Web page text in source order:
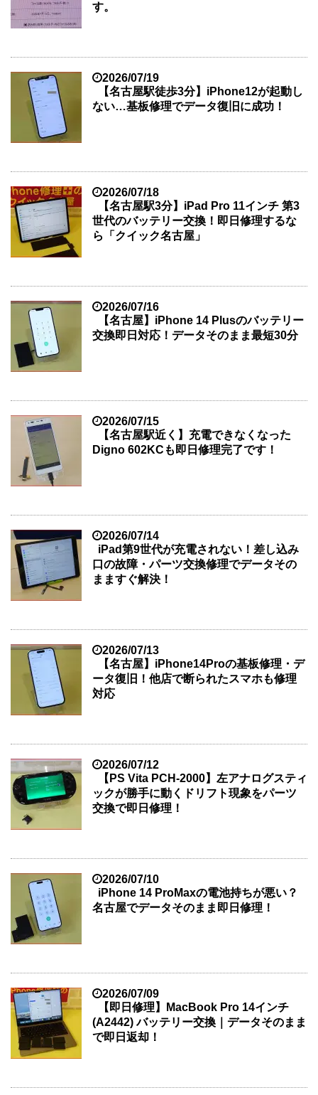
す。
2026/07/19
【名古屋駅徒歩3分】iPhone12が起動し
ない…基板修理でデータ復旧に成功！
2026/07/18
【名古屋駅3分】iPad Pro 11インチ 第3
世代のバッテリー交換！即日修理するな
ら「クイック名古屋」
2026/07/16
【名古屋】iPhone 14 Plusのバッテリー
交換即日対応！データそのまま最短30分
2026/07/15
【名古屋駅近く】充電できなくなった
Digno 602KCも即日修理完了です！
2026/07/14
iPad第9世代が充電されない！差し込み
口の故障・パーツ交換修理でデータその
まますぐ解決！
2026/07/13
【名古屋】iPhone14Proの基板修理・デ
ータ復旧！他店で断られたスマホも修理
対応
2026/07/12
【PS Vita PCH-2000】左アナログスティ
ックが勝手に動くドリフト現象をパーツ
交換で即日修理！
2026/07/10
iPhone 14 ProMaxの電池持ちが悪い？
名古屋でデータそのまま即日修理！
2026/07/09
【即日修理】MacBook Pro 14インチ
(A2442) バッテリー交換｜データそのまま
で即日返却！